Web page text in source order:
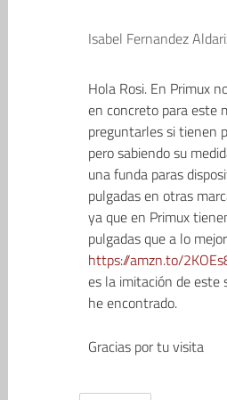
Isabel Fernandez
Hola Rosi. En Primux
en concreto para este
preguntarles si tienen
pero sabiendo su
una funda paras
pulgadas en otras
ya que en Primux
pulgadas que a lo
https://amzn.to/
es la imitación de este
he encontrado.
Gracias por tu visita